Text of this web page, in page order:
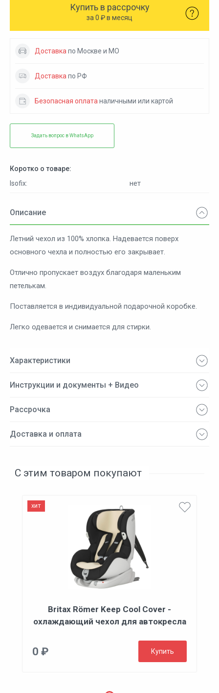
Купить в рассрочку
за 0 ₽ в месяц
Доставка по Москве и МО
Доставка по РФ
Безопасная оплата наличными или картой
Задать вопрос в WhatsApp
Коротко о товаре:
Isofix:
нет
Описание
Летний чехол из 100% хлопка. Надевается поверх
основного чехла и полностью его закрывает.
Отлично пропускает воздух благодаря маленьким
петелькам.
Поставляется в индивидуальной подарочной коробке.
Легко одевается и снимается для стирки.
Характеристики
Инструкции и документы + Видео
Рассрочка
Доставка и оплата
С этим товаром покупают
хит
Britax Römer Keep Cool Cover -
охлаждающий чехол для автокресла
0 ₽ Купить